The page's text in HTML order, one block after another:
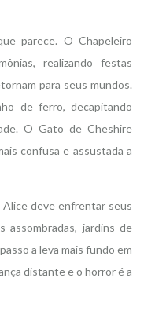
parece. O Chapeleiro
realizando festas
para seus mundos.
de ferro, decapitando
O Gato de Cheshire
confusa e assustada a
Alice deve enfrentar seus
assombradas, jardins de
a leva mais fundo em
distante e o horror é a